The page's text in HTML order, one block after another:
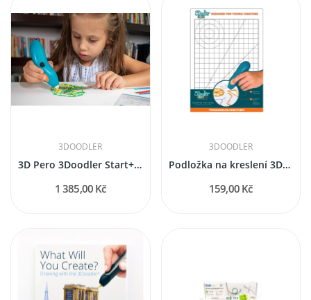
3DOODLER
3D Pero 3Doodler Start+ | Základní sada (od 6 let)
1 385,00 Kč
3DOODLER
Podložka na kreslení 3Doodler "DoodlePad" pro...
159,00 Kč